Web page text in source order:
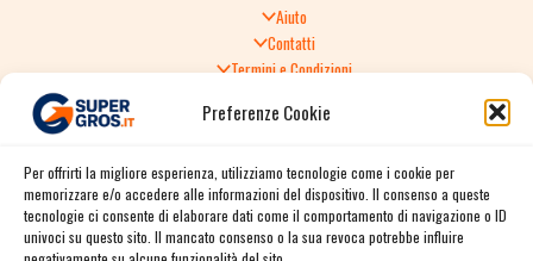
Preferenze Cookie
Per offrirti la migliore esperienza, utilizziamo tecnologie come i cookie per
memorizzare e/o accedere alle informazioni del dispositivo. Il consenso a queste
tecnologie ci consente di elaborare dati come il comportamento di navigazione o ID
univoci su questo sito. Il mancato consenso o la sua revoca potrebbe influire
Aiuto
Contatti
Termini e Condizioni
Politica di Reso
Spedizione e consegna
Informativa sulla Privacy
Cookie Policy